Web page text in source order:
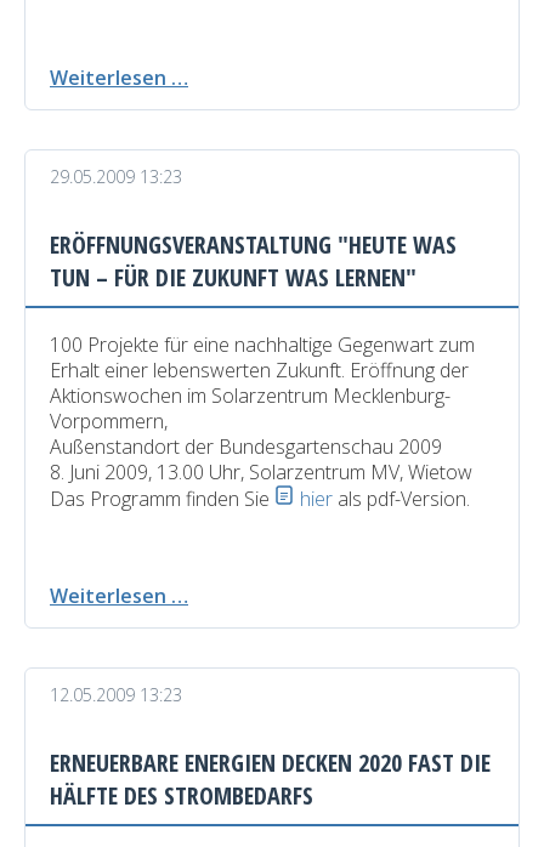
Weiterlesen …
Was
29.05.2009 13:23
ERÖFFNUNGSVERANSTALTUNG "HEUTE WAS
TUN – FÜR DIE ZUKUNFT WAS LERNEN"
100 Projekte für eine nachhaltige Gegenwart zum
Erhalt einer lebenswerten Zukunft. Eröffnung der
Aktionswochen im Solarzentrum Mecklenburg-
Vorpommern,
Außenstandort der Bundesgartenschau 2009
8. Juni 2009, 13.00 Uhr, Solarzentrum MV, Wietow
Das Programm finden Sie
hierals pdf-Version.
Weiterlesen …
tun
Zukunft
was
lernen"
12.05.2009 13:23
ERNEUERBARE ENERGIEN DECKEN 2020 FAST DIE
HÄLFTE DES STROMBEDARFS